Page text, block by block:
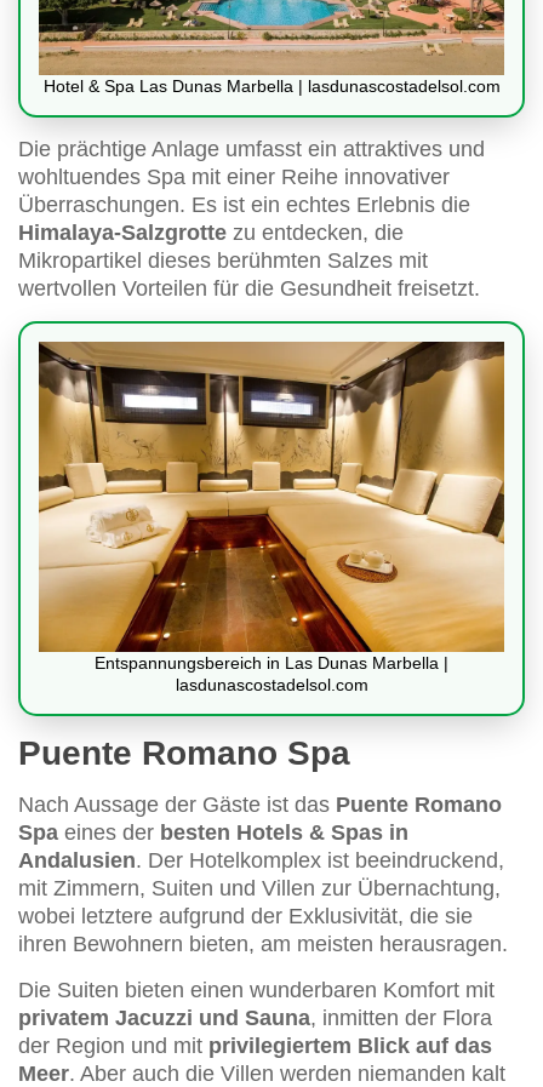
Hotel & Spa Las Dunas Marbella | lasdunascostadelsol.com
Die prächtige Anlage umfasst ein attraktives und
wohltuendes Spa mit einer Reihe innovativer
Überraschungen. Es ist ein echtes Erlebnis die
Himalaya-Salzgrotte zu entdecken, die
Mikropartikel dieses berühmten Salzes mit
wertvollen Vorteilen für die Gesundheit freisetzt.
Entspannungsbereich in Las Dunas Marbella |
lasdunascostadelsol.com
Puente Romano Spa
Nach Aussage der Gäste ist das Puente Romano
Spa eines der besten Hotels & Spas in
Andalusien. Der Hotelkomplex ist beeindruckend,
mit Zimmern, Suiten und Villen zur Übernachtung,
wobei letztere aufgrund der Exklusivität, die sie
ihren Bewohnern bieten, am meisten herausragen.
Die Suiten bieten einen wunderbaren Komfort mit
privatem Jacuzzi und Sauna, inmitten der Flora
der Region und mit privilegiertem Blick auf das
Meer. Aber auch die Villen werden niemanden kalt